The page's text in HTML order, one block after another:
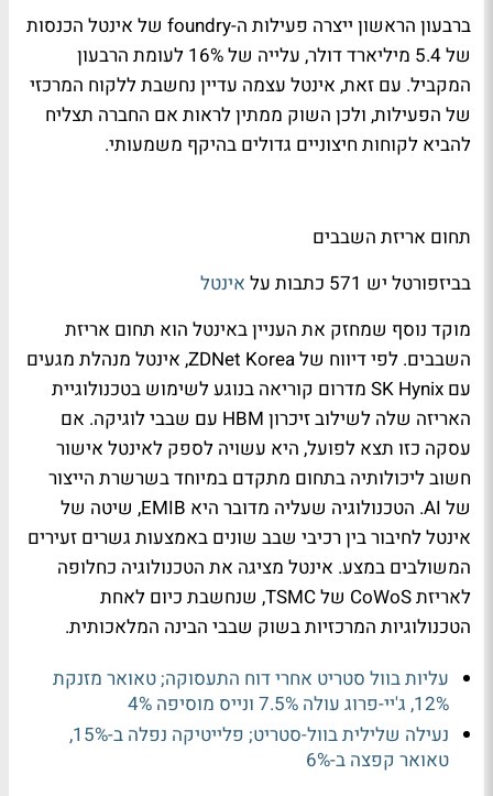
ברבעון הראשון ייצרה פעילות ה-foundry של אינטל הכנסות
של 5.4 מיליארד דולר, עלייה של 16% לעומת הרבעון
המקביל. עם זאת, אינטל עצמה עדיין נחשבת ללקוח המרכזי
של הפעילות, ולכן השוק ממתין לראות אם החברה תצליח
להביא לקוחות חיצוניים גדולים בהיקף משמעותי.
תחום אריזת השבבים
בביזפורטל יש 571 כתבות על
אינטל
מוקד נוסף שמחזק את העניין באינטל הוא תחום אריזת
השבבים. לפי דיווח של ZDNet Korea, אינטל מנהלת מגעים
עם SK Hynix מדרום קוריאה בנוגע לשימוש בטכנולוגיית
האריזה שלה לשילוב זיכרון HBM עם שבבי לוגיקה. אם
עסקה כזו תצא לפועל, היא עשויה לספק לאינטל אישור
חשוב ליכולותיה בתחום מתקדם במיוחד בשרשרת הייצור
של AI. הטכנולוגיה שעליה מדובר היא EMIB, שיטה של
אינטל לחיבור בין רכיבי שבב שונים באמצעות גשרים זעירים
המשולבים במצע. אינטל מציגה את הטכנולוגיה כחלופה
לאריזת CoWoS של TSMC, שנחשבת כיום לאחת
הטכנולוגיות המרכזיות בשוק שבבי הבינה המלאכותית.
עליות בוול סטריט אחרי דוח התעסוקה; טאואר מזנקת
12%, ג'יי-פרוג עולה 7.5% ונייס מוסיפה 4%
נעילה שלילית בוול-סטריט; פלייטיקה נפלה ב-15%,
טאואר קפצה ב-6%